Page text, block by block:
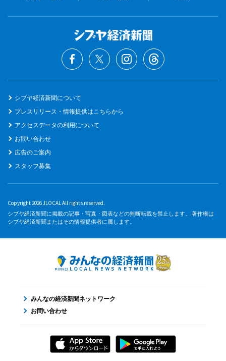
シブヤ経済新聞について
プレスリリース・情報提供はこちらから
アクセスデータの利用について
お問い合わせ
広告のご案内
スタッフ募集
Copyright 2026 JLOCAL All rights reserved.
シブヤ経済新聞に掲載の記事・写真・図表などの無断転載を禁止します。 著作権は
シブヤ経済新聞またはその情報提供者に属します。
みんなの経済新聞ネットワーク
お問い合わせ